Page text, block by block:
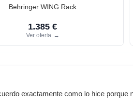
Behringer WING Rack
1.385 €
Ver oferta →
exactamente como lo hice porque